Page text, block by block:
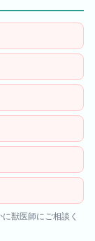
獣医師にご相談く